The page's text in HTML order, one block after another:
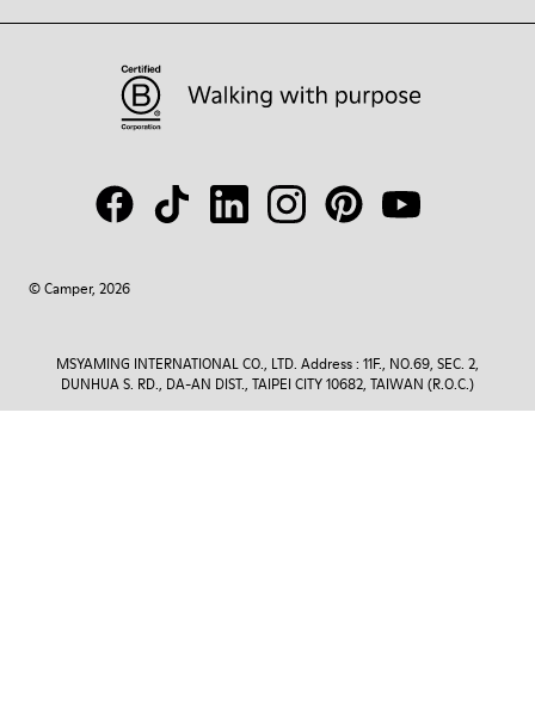
© Camper, 2026
MSYAMING INTERNATIONAL CO., LTD. Address : 11F., NO.69, SEC. 2,
DUNHUA S. RD., DA-AN DIST., TAIPEI CITY 10682, TAIWAN (R.O.C.)